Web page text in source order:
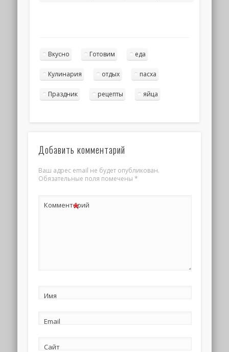
Вкусно Готовим еда
Кулинария отдых пасха
Праздник рецепты яйца
Добавить комментарий
Ваш адрес email не будет опубликован.
Обязательные поля помечены *
Комментарий
*
Имя
Email
Сайт